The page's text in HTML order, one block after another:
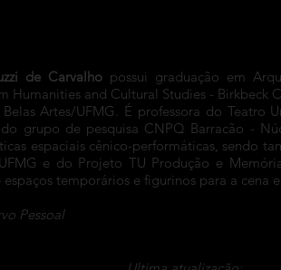
de Carvalhopossui graduação em
Humanities and Cultural Studies - Birkbeck
Artes/UFMG. É professora do Teatro
grupo de pesquisa CNPQ Barracão -
espaciais cênico-performáticas, sendo
e do Projeto TU Produção e
temporários e figurinos para a cena
Pessoal